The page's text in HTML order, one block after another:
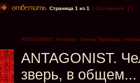
Страница 1 из 1
[ Сообщений: 2 ]
ANTAGONIST. Человек - Венец Природы,
ANTAGONIST.
зверь, в общем...